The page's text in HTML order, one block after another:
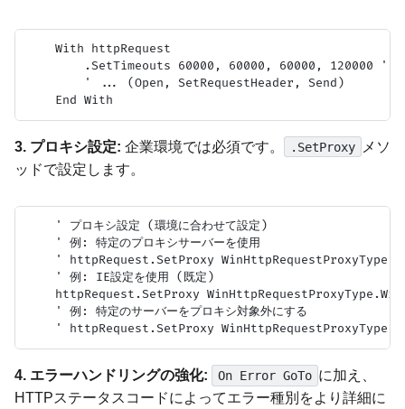
    With httpRequest
.SetTimeouts 60000, 60000, 60000, 120000 ' 解決
        ' ... (Open, SetRequestHeader, Send)
3. プロキシ設定: 企業環境では必須です。 .SetProxy
メソ
ッドで設定します。
    ' プロキシ設定 (環境に合わせて設定)
    ' 例: 特定のプロキシサーバーを使用
' httpRequest.SetProxy
    ' 例: IE設定を使用 (既定)
httpRequest.SetProxy
    ' 例: 特定のサーバーをプロキシ対象外にする
4. エラーハンドリングの強化: On Error GoTo に加え、
HTTPステータスコードによってエラー種別をより詳細に